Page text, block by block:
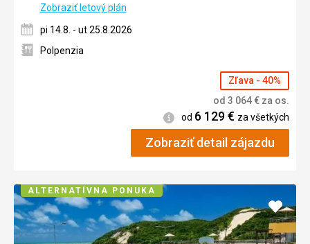
Zobraziť letový plán
pi 14.8. - ut 25.8.2026
Polpenzia
Zľava - 40%
od 3 064€ za os.
Informácie
od 6 129€ za všetkých
Zobraziť detail zájazdu
Pridať
do
ALTERNATÍVNA PONUKA